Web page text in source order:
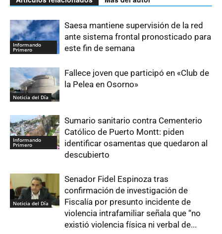
Informando
Primero
Saesa mantiene supervisión de la red
ante sistema frontal pronosticado para
este fin de semana
Noticia del Día
Fallece joven que participó en «Club de
la Pelea en Osorno»
Informando
Primero
Sumario sanitario contra Cementerio
Católico de Puerto Montt: piden
identificar osamentas que quedaron al
descubierto
Noticia del Día
Senador Fidel Espinoza tras
confirmación de investigación de
Fiscalía por presunto incidente de
violencia intrafamiliar señala que “no
existió violencia física ni verbal de...